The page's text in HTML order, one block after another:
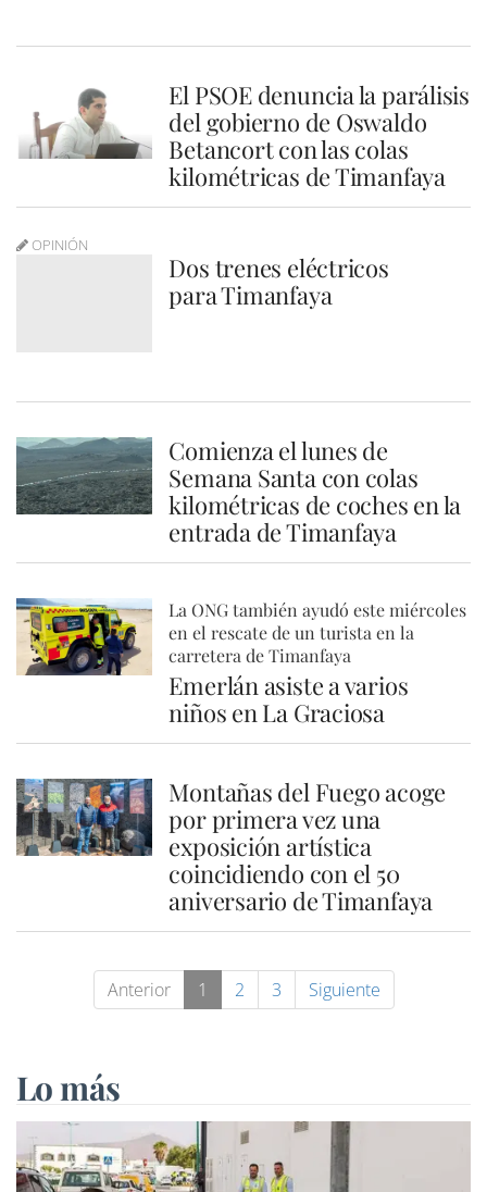
El PSOE denuncia la parálisis
del gobierno de Oswaldo
Betancort con las colas
kilométricas de Timanfaya
OPINIÓN
Dos trenes eléctricos
para Timanfaya
Comienza el lunes de
Semana Santa con colas
kilométricas de coches en la
entrada de Timanfaya
La ONG también ayudó este miércoles
en el rescate de un turista en la
carretera de Timanfaya
Emerlán asiste a varios
niños en La Graciosa
Montañas del Fuego acoge
por primera vez una
exposición artística
coincidiendo con el 50
aniversario de Timanfaya
Anterior 1 2 3 Siguiente
Lo más